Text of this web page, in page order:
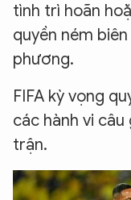
tình trì hoãn
quyền ném
phương.
FIFA kỳ vọng
các hành vi
trận.